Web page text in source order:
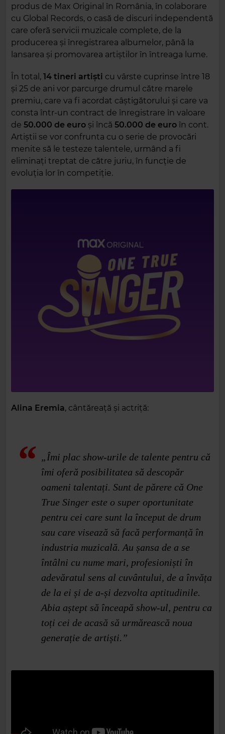
produs de Max Original în România, în colaborare
cu Global Records, o casă de discuri independentă
care oferă servicii muzicale complete, de la
producerea și înregistrarea albumelor, până la
lansarea și promovarea artiștilor în întreaga lume.
În total, 14 tineri artiști cu vârste cuprinse între 18
și 25 de ani vor parcurge drumul către marele
premiu, care va fi acordat câștigătorului și care va
consta într-un contract de înregistrare în valoare
de 50.000 de euro și încă 50.000 de euro în cont.
Artiștii se vor confrunta cu o serie de provocări
menite să le testeze talentele, urmând a fi
eliminați treptat de către juriu, în funcție de
evoluția lor în competiție.
Alina Eremia, cântăreață și actriță:
„Îmi plac show-urile de talente pentru că
îmi oferă posibilitatea să descopăr
oameni talentați. Sunt de părere că One
True Singer este o super oportunitate
pentru cei care sunt la început de drum
sau care visează să facă performanță în
industria muzicală. Au șansa de a se
întâlni cu nume mari, profesioniști în
adevăratul sens al cuvântului, de a învăța
de la ei și de a-și dezvolta aptitudinile.
Abia aștept să înceapă show-ul, pentru ca
toți cei de acasă să urmărească noua
generație de artiști.”